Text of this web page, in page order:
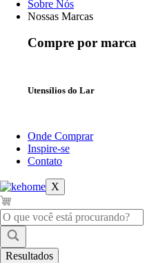
Sobre Nós
Nossas Marcas
Compre por marca
Utensílios do Lar
Onde Comprar
Inspire-se
Contato
X
Pesquisar
...
Resultados